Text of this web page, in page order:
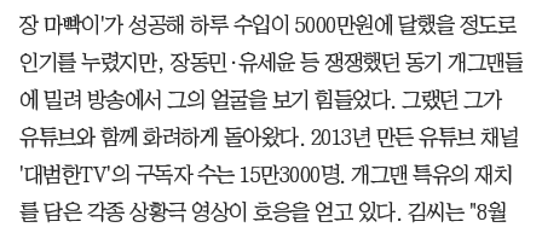
장 마빡이'가 성공해 하루 수입이 5000만원에 달했을 정도로
인기를 누렸지만, 장동민·유세윤 등 쟁쟁했던 동기 개그맨들
에 밀려 방송에서 그의 얼굴을 보기 힘들었다. 그랬던 그가
유튜브와 함께 화려하게 돌아왔다. 2013년 만든 유튜브 채널
'대범한TV'의 구독자 수는 15만3000명. 개그맨 특유의 재치
를 담은 각종 상황극 영상이 호응을 얻고 있다. 김씨는 "8월